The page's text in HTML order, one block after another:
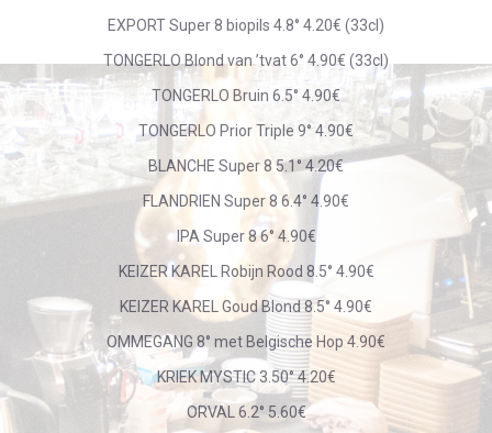
EXPORT Super 8 biopils 4.8° 4.20€ (33cl)
TONGERLO Blond van ’tvat 6° 4.90€ (33cl)
TONGERLO Bruin 6.5° 4.90€
TONGERLO Prior Triple 9° 4.90€
BLANCHE Super 8 5.1° 4.20€
FLANDRIEN Super 8 6.4° 4.90€
IPA Super 8 6° 4.90€
KEIZER KAREL Robijn Rood 8.5° 4.90€
KEIZER KAREL Goud Blond 8.5° 4.90€
OMMEGANG 8° met Belgische Hop 4.90€
KRIEK MYSTIC 3.50° 4.20€
ORVAL 6.2° 5.60€